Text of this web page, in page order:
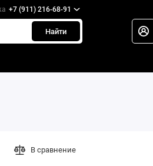
+7 (911) 216-68-91
Найти
В сравнение